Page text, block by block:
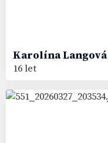
KarolínaLangová
16 let